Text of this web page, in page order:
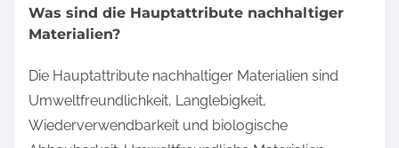
Was sind die Hauptattribute nachhaltiger
Materialien?
Die Hauptattribute nachhaltiger Materialien sind
Umweltfreundlichkeit, Langlebigkeit,
Wiederverwendbarkeit und biologische